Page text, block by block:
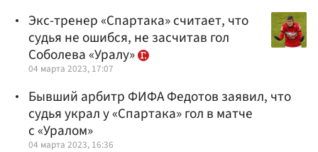
Экс-тренер «Спартака» считает, что
судья не ошибся, не засчитав гол
Соболева «Уралу»
04 марта 2023, 17:07
Бывший арбитр ФИФА Федотов заявил, что
судья украл у «Спартака» гол в матче
с «Уралом»
04 марта 2023, 16:36